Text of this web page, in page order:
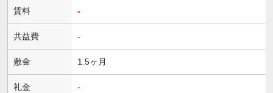
賃料 -
共益費 -
敷金 1.5ヶ月
礼金 -